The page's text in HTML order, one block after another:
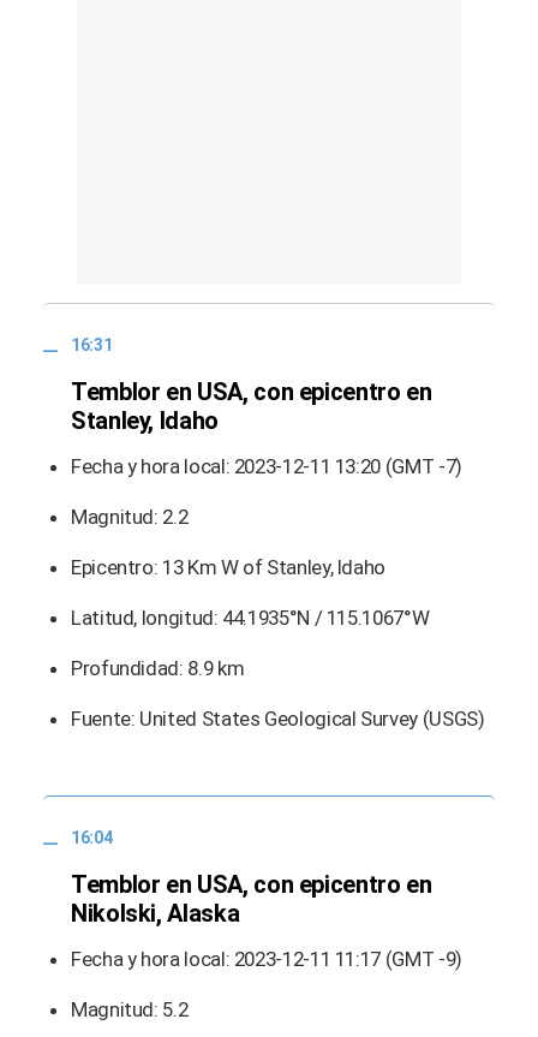
16:31
Temblor en USA, con epicentro en
Stanley, Idaho
Fecha y hora local: 2023-12-11 13:20 (GMT -7)
Magnitud: 2.2
Epicentro: 13 Km W of Stanley, Idaho
Latitud, longitud: 44.1935°N / 115.1067°W
Profundidad: 8.9 km
Fuente: United States Geological Survey (USGS)
16:04
Temblor en USA, con epicentro en
Nikolski, Alaska
Fecha y hora local: 2023-12-11 11:17 (GMT -9)
Magnitud: 5.2